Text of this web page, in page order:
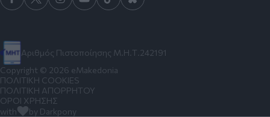
Αριθμός Πιστοποίησης Μ.Η.Τ.242191
Copyright © 2026 eMakedonia
ΠΟΛΙΤΙΚΗ COOKIES
ΠΟΛΙΤΙΚΗ ΑΠΟΡΡΗΤΟΥ
ΟΡΟΙ ΧΡΗΣΗΣ
with
by Darkpony